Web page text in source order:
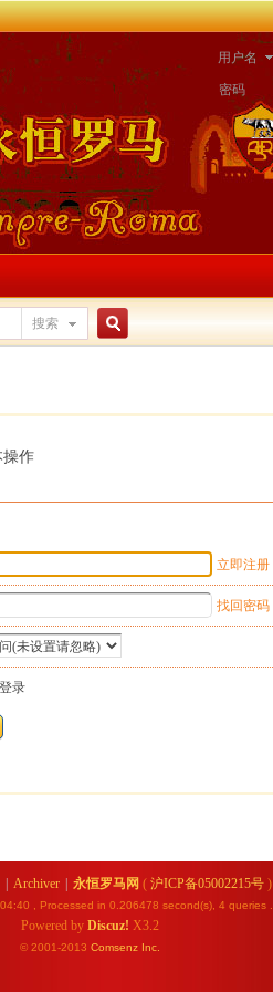
用户名
密码
搜索
操作
立即注册
找回密码
录
Archiver 永恒罗马网 ( 沪ICP备05002215号 )
, Processed in 0.206478 second(s), 4 queries .
Powered by Discuz! X3.2
© 2001-2013 Comsenz Inc.